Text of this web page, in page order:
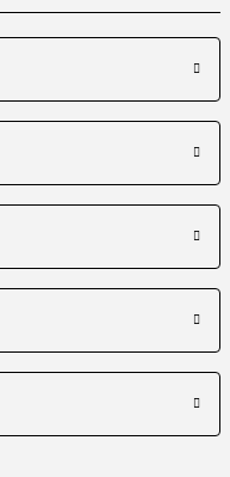
Varak Baskı Abaya Takım